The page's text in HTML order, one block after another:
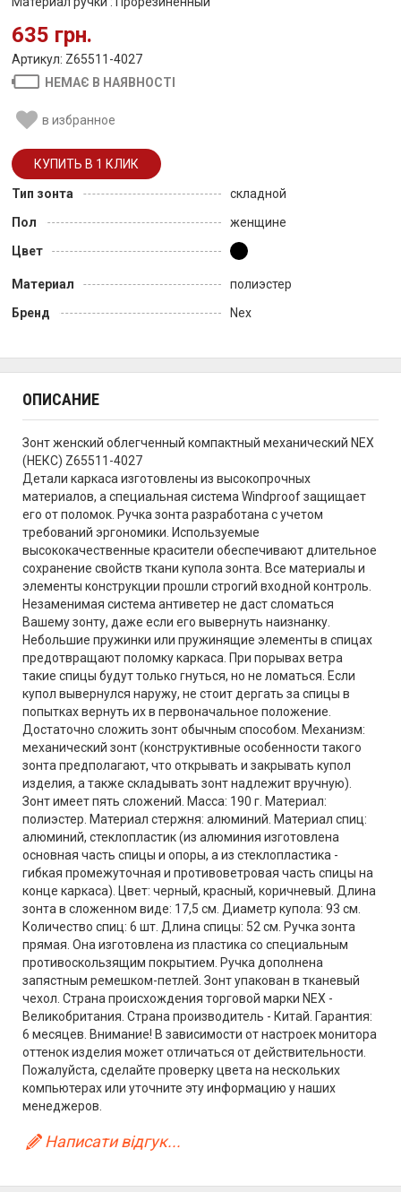
635 грн.
Артикул: Z65511-4027
НЕМАЄ В НАЯВНОСТІ
в избранное
Тип зонта
складной
Пол
женщине
Цвет
Материал
полиэстер
Бренд
Nex
ОПИСАНИЕ
Зонт женский облегченный компактный механический NEX
(НЕКС) Z65511-4027
Детали каркаса изготовлены из высокопрочных
материалов, а специальная система Windproof защищает
его от поломок. Ручка зонта разработана с учетом
требований эргономики. Используемые
высококачественные красители обеспечивают длительное
сохранение свойств ткани купола зонта. Все материалы и
элементы конструкции прошли строгий входной контроль.
Незаменимая система антиветер не даст сломаться
Вашему зонту, даже если его вывернуть наизнанку.
Небольшие пружинки или пружинящие элементы в спицах
предотвращают поломку каркаса. При порывах ветра
такие спицы будут только гнуться, но не ломаться. Если
купол вывернулся наружу, не стоит дергать за спицы в
попытках вернуть их в первоначальное положение.
Достаточно сложить зонт обычным способом. Механизм:
механический зонт (конструктивные особенности такого
зонта предполагают, что открывать и закрывать купол
изделия, а также складывать зонт надлежит вручную).
Зонт имеет пять сложений. Масса: 190 г. Материал:
полиэстер. Материал стержня: алюминий. Материал спиц:
алюминий, стеклопластик (из алюминия изготовлена
основная часть спицы и опоры, а из стеклопластика -
гибкая промежуточная и противоветровая часть спицы на
конце каркаса). Цвет: черный, красный, коричневый. Длина
зонта в сложенном виде: 17,5 см. Диаметр купола: 93 см.
Количество спиц: 6 шт. Длина спицы: 52 см. Ручка зонта
прямая. Она изготовлена из пластика со специальным
противоскользящим покрытием. Ручка дополнена
запястным ремешком-петлей. Зонт упакован в тканевый
чехол. Страна происхождения торговой марки NEX -
Великобритания. Страна производитель - Китай. Гарантия:
6 месяцев. Внимание! В зависимости от настроек монитора
оттенок изделия может отличаться от действительности.
Пожалуйста, сделайте проверку цвета на нескольких
компьютерах или уточните эту информацию у наших
менеджеров.
Написати відгук...